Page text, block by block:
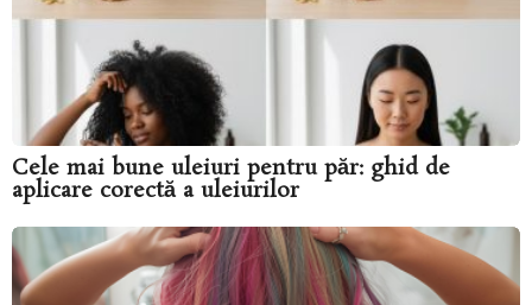
Cele mai bune uleiuri pentru păr: ghid de
aplicare corectă a uleiurilor